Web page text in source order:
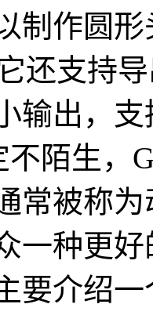
制作圆
还支持
输出，
不陌生，
常被称
一种更
要介绍